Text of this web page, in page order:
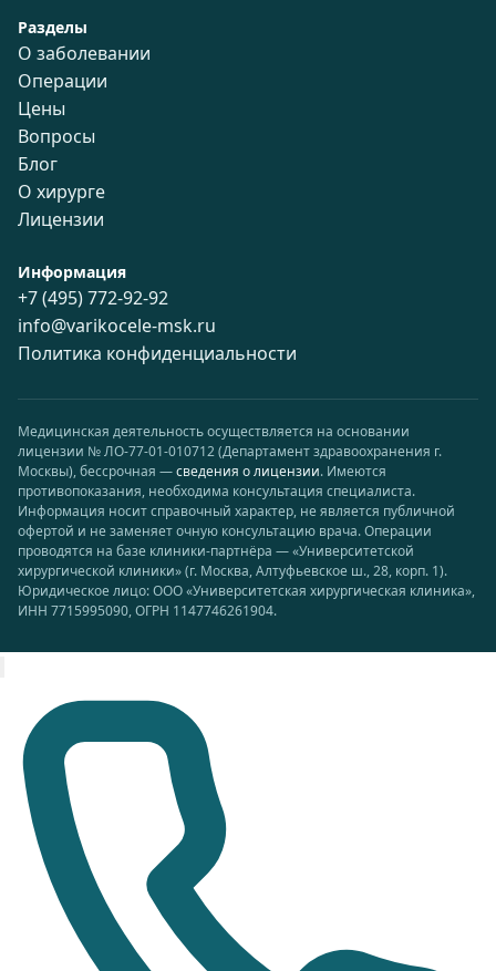
Разделы
О заболевании
Операции
Цены
Вопросы
Блог
О хирурге
Лицензии
Информация
+7 (495) 772-92-92
info@varikocele-msk.ru
Политика конфиденциальности
Медицинская деятельность осуществляется на основании
лицензии № ЛО-77-01-010712 (Департамент здравоохранения г.
Москвы), бессрочная —сведения о лицензии. Имеются
противопоказания, необходима консультация специалиста.
Информация носит справочный характер, не является публичной
офертой и не заменяет очную консультацию врача. Операции
проводятся на базе клиники-партнёра — «Университетской
хирургической клиники» (г. Москва, Алтуфьевское ш., 28, корп. 1).
Юридическое лицо: ООО «Университетская хирургическая клиника»,
ИНН 7715995090, ОГРН 1147746261904.